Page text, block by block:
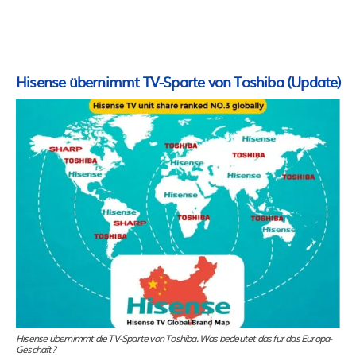
Hisense übernimmt TV-Sparte von Toshiba (Update)
Hisense übernimmt die TV-Sparte von Toshiba. Was bedeutet das für das Europa-
Geschäft?